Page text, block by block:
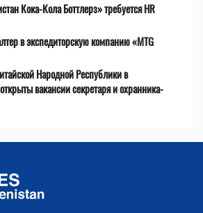
Кока-Кола Боттлерз» требуется HR
в экспедиторскую компанию «MTG
Народной Республики в
вакансии секретаря и охранника-